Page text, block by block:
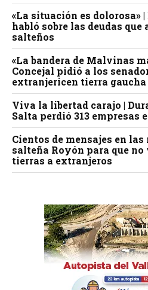
«La situación es dolorosa»
habló sobre las deudas que
salteños
«La bandera de Malvinas
Concejal pidió a los
extranjericen tierra gaucha
Viva la libertad carajo |
Salta perdió 313 empresas
Cientos de mensajes en las
salteña Royón para que no
tierras a extranjeros